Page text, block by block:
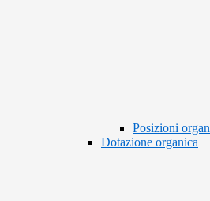
Posizioni
Dotazione organica